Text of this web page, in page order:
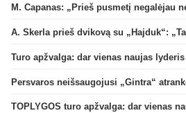
Turo apžvalga: dar vienas naujas lyderis
TOPLYGOS turo apžvalga: dar vienas